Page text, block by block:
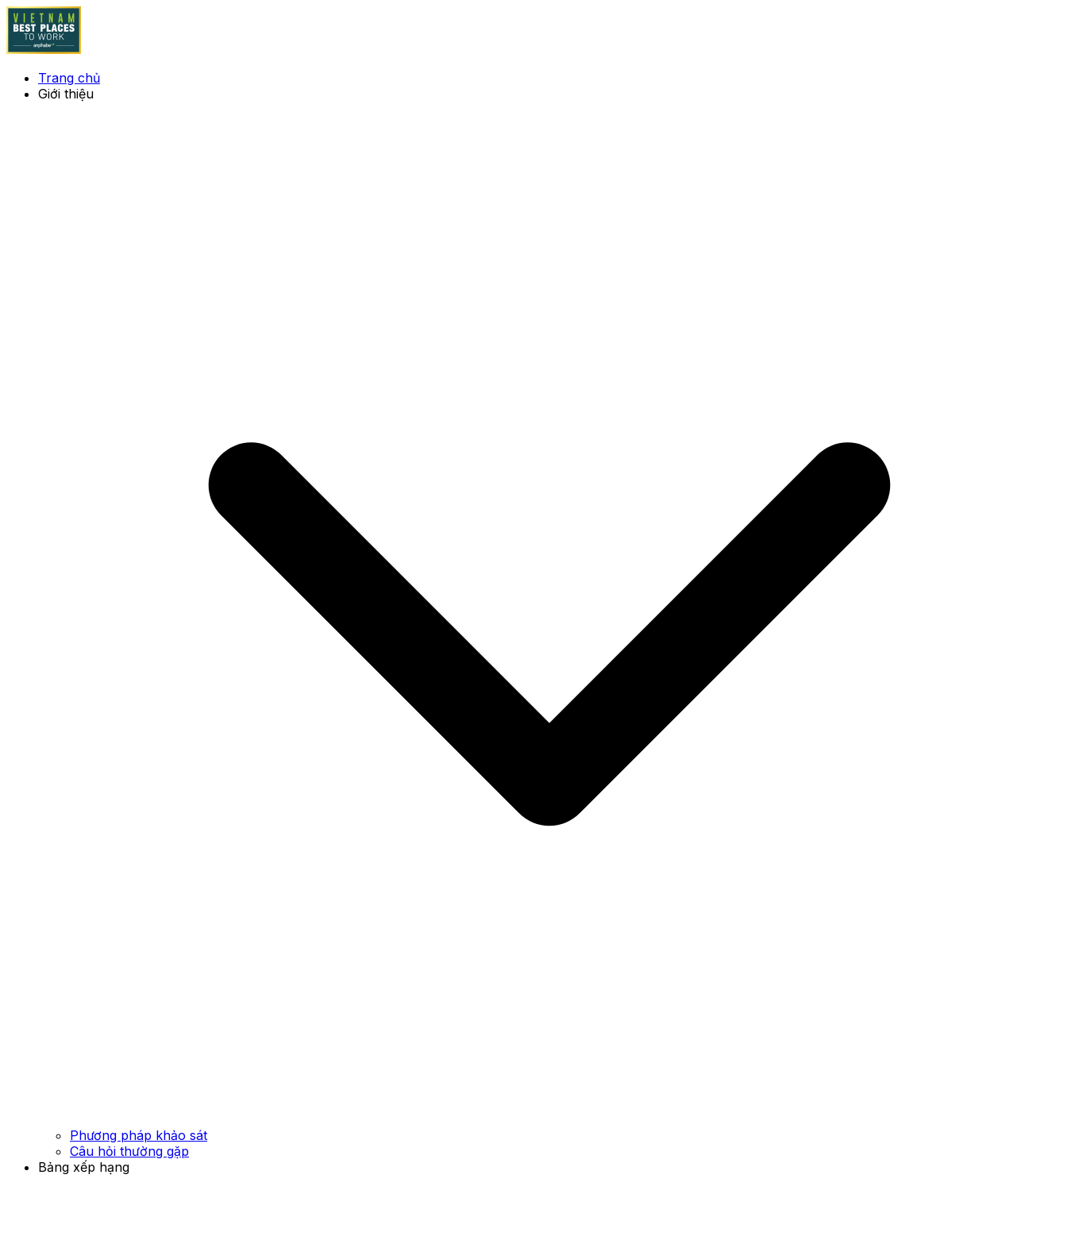
Trang chủ
Giới thiệu
Phương pháp khảo sát
Câu hỏi thường gặp
Bảng xếp hạng